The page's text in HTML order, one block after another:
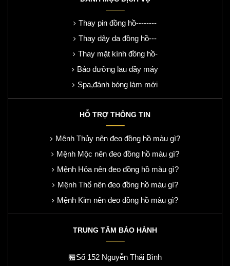
Thay pin đồng hồ--------
Thay dây da đồng hồ---
Thay mặt kính đồng hồ-
Bảo dưỡng lau dầy máy
Spa,đánh bóng làm mới
HỖ TRỢ THÔNG TIN
Mệnh Thủy nên đeo đồng hồ màu gì?
Mệnh Mộc nên đeo đồng hồ màu gì?
Mệnh Hỏa nên đeo đồng hồ màu gì?
Mệnh Thổ nên đeo đồng hồ màu gì?
Mệnh Kim nên đeo đồng hồ màu gì?
TRUNG TÂM BẢO HÀNH
🏪Số 152 Nguyễn Thái Bình